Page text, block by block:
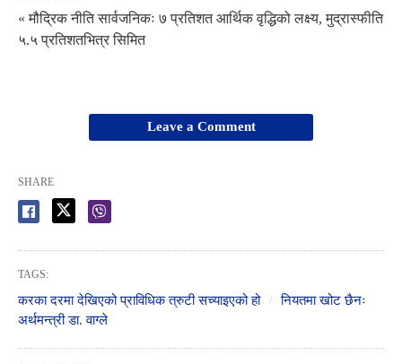
« मौद्रिक नीति सार्वजनिकः ७ प्रतिशत आर्थिक वृद्धिको लक्ष्य, मुद्रास्फीति
५.५ प्रतिशतभित्र सिमित
Leave a Comment
SHARE
TAGS:
करका दरमा देखिएको प्राविधिक त्रुटी सच्याइएको हो
नियतमा खोट छैनः
अर्थमन्त्री डा. वाग्ले